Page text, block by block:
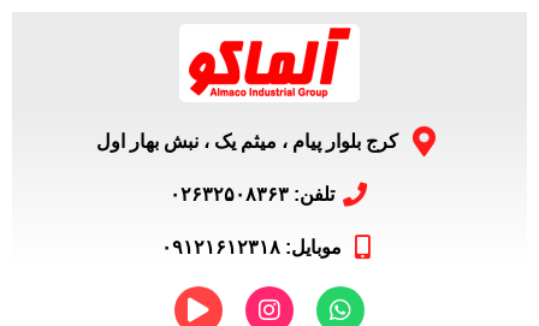
کرج بلوار پیام ، میثم یک ، نبش بهار اول
تلفن: ۰۲۶۳۲۵۰۸۳۶۳
موبایل: ۰۹۱۲۱۶۱۲۳۱۸